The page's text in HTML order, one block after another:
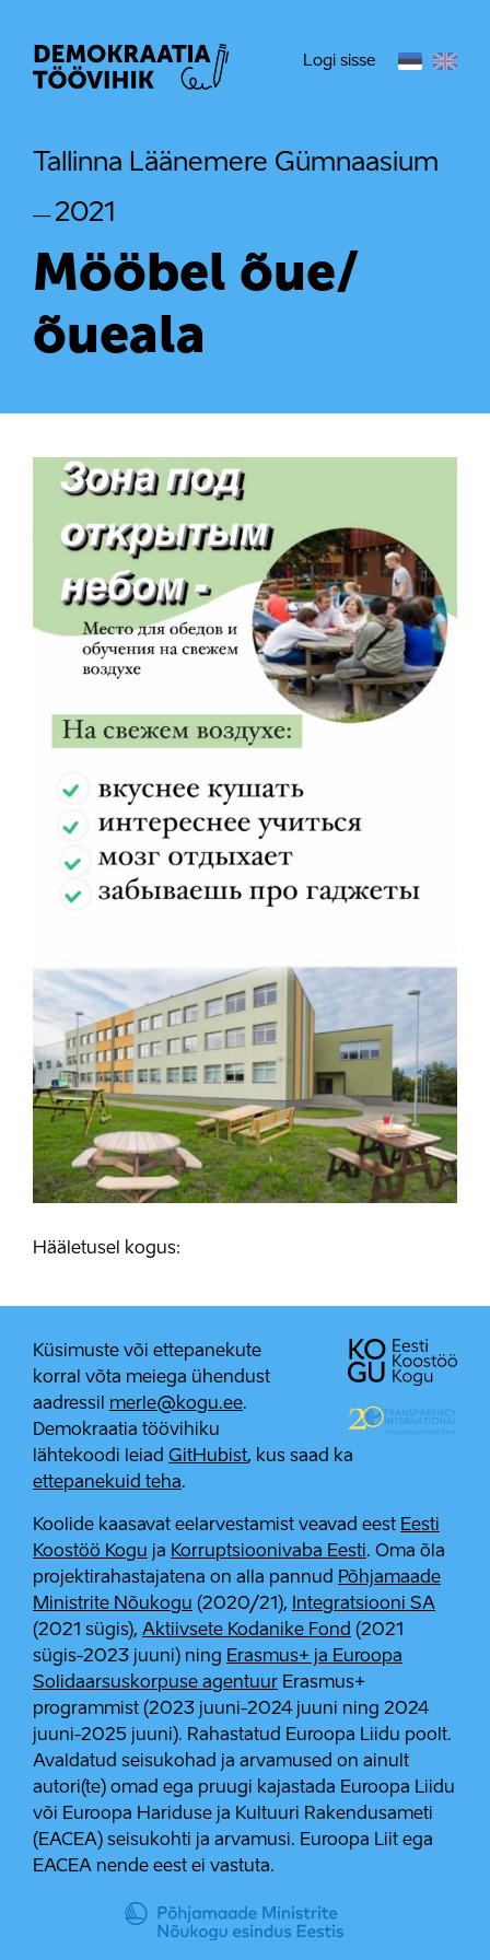
Logi sisse
Tallinna Läänemere Gümnaasium
— 2021
Mööbel õue/
õueala
Hääletusel kogus:
Küsimuste või ettepanekute
korral võta meiega ühendust
aadressil merle@kogu.ee.
Demokraatia töövihiku
lähtekoodi leiad GitHubist, kus saad ka
ettepanekuid teha.
Koolide kaasavat eelarvestamist veavad eest Eesti
Koostöö Kogu ja Korruptsioonivaba Eesti. Oma õla
projektirahastajatena on alla pannud Põhjamaade
Ministrite Nõukogu (2020/21),
Integratsiooni SA
(2021 sügis), Aktiivsete Kodanike Fond (2021
sügis-2023 juuni) ning Erasmus+ ja Euroopa
Solidaarsuskorpuse agentuur Erasmus+
programmist (2023 juuni-2024 juuni ning 2024
juuni-2025 juuni). Rahastatud Euroopa Liidu poolt.
Avaldatud seisukohad ja arvamused on ainult
autori(te) omad ega pruugi kajastada Euroopa Liidu
või Euroopa Hariduse ja Kultuuri Rakendusameti
(EACEA) seisukohti ja arvamusi. Euroopa Liit ega
EACEA nende eest ei vastuta.